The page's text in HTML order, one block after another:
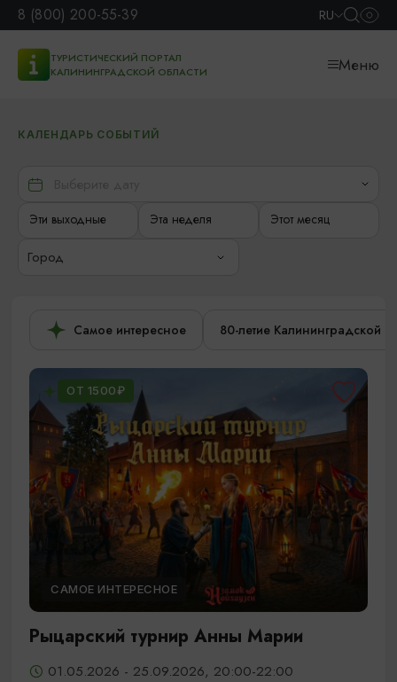
8 (800) 200-55-39 RU
ТУРИСТИЧЕСКИЙ ПОРТАЛ
КАЛИНИНГРАДСКОЙ ОБЛАСТИ
Меню
КАЛЕНДАРЬ СОБЫТИЙ
Эти выходные Эта неделя Этот месяц
Город
Самое интересное 80-летие Калининградской
ОТ 1500₽
САМОЕ ИНТЕРЕСНОЕ
Рыцарский турнир Анны Марии
01.05.2026 - 25.09.2026, 20:00-22:00